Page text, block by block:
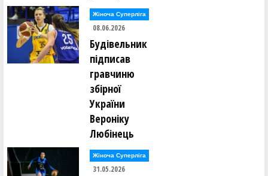
Євген Заікін ()
Владислав Закіров ()
Олександр Закревський ()
Валерій Залевський ()
Нікіта Захарченко ()
Леонід Зелінський ()
Костянтин Іванов ()
Олександр Іванов ()
Олександр Іванов ()
Жіноча Суперліга
08.06.2026
Будівельник
підписав
гравчиню
збірної
України
Вероніку
Любінець
Жіноча Суперліга
31.05.2026